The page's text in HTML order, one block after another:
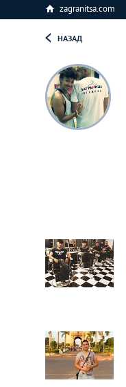
zagranitsa.com
НАЗАД